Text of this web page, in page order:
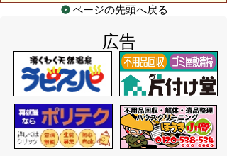
ページの先頭へ戻る
広告